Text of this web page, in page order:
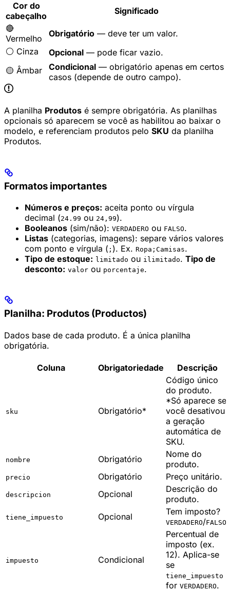
Cor do
cabeçalho
Significado
🔴
Vermelho
Obrigatório — deve ter um valor.
⚪ Cinza
Opcional — pode ficar vazio.
🟡 Âmbar
Condicional — obrigatório apenas em certos
casos (depende de outro campo).
A planilha Produtos é sempre obrigatória. As planilhas
opcionais só aparecem se você as habilitou ao baixar o
modelo, e referenciam produtos pelo SKU da planilha
Produtos.
Formatos importantes
Números e preços: aceita ponto ou vírgula
decimal (24.99 ou 24,99).
Booleanos (sim/não): VERDADERO ou FALSO.
Listas (categorias, imagens): separe vários valores
com ponto e vírgula ( ; ). Ex. Ropa;Camisas.
Tipo de estoque: limitado ou ilimitado. Tipo de
desconto: valor ou porcentaje.
Planilha: Produtos (Productos)
Dados base de cada produto. É a única planilha
obrigatória.
Coluna Obrigatoriedade Descrição
sku Obrigatório*
Código único
do produto.
*Só aparece se
você desativou
a geração
automática de
SKU.
nombre Obrigatório
Nome do
produto.
precio Obrigatório Preço unitário.
descripcion Opcional
Descrição do
produto.
tiene_impuesto Opcional Tem imposto?
VERDADERO/FALSO
impuesto Condicional
Percentual de
imposto (ex.
12). Aplica-se
se
tiene_impuesto
for VERDADERO.